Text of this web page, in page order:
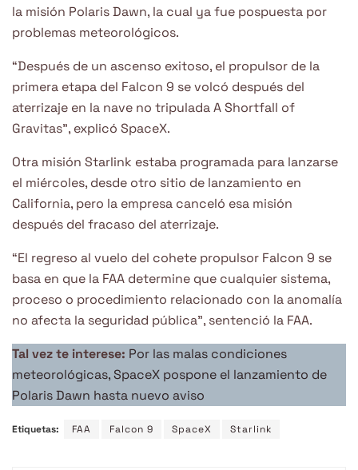
la misión Polaris Dawn, la cual ya fue pospuesta por
problemas meteorológicos.
“Después de un ascenso exitoso, el propulsor de la
primera etapa del Falcon 9 se volcó después del
aterrizaje en la nave no tripulada A Shortfall of
Gravitas”, explicó SpaceX.
Otra misión Starlink estaba programada para lanzarse
el miércoles, desde otro sitio de lanzamiento en
California, pero la empresa canceló esa misión
después del fracaso del aterrizaje.
“El regreso al vuelo del cohete propulsor Falcon 9 se
basa en que la FAA determine que cualquier sistema,
proceso o procedimiento relacionado con la anomalía
no afecta la seguridad pública”, sentenció la FAA.
Tal vez te interese: Por las malas condiciones
meteorológicas, SpaceX pospone el lanzamiento de
Polaris Dawn hasta nuevo aviso
Etiquetas: FAA Falcon 9 SpaceX Starlink